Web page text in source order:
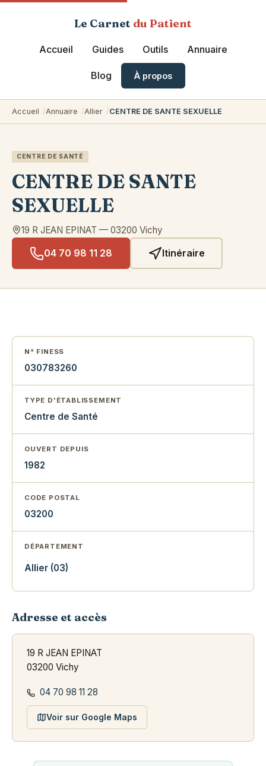
Le Carnet du Patient
Accueil Guides Outils Annuaire
Blog À propos
Accueil Annuaire Allier CENTRE DE SANTE SEXUELLE
CENTRE DE SANTÉ
CENTRE DE SANTE
SEXUELLE
19 R JEAN EPINAT — 03200 Vichy
04 70 98 11 28 Itinéraire
N° FINESS
030783260
TYPE D'ÉTABLISSEMENT
Centre de Santé
OUVERT DEPUIS
1982
CODE POSTAL
03200
DÉPARTEMENT
Allier (03)
Adresse et accès
19 R JEAN EPINAT
03200 Vichy
04 70 98 11 28
Voir sur Google Maps